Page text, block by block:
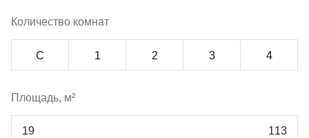
Количество комнат
С 1 2 3 4
Площадь, м²